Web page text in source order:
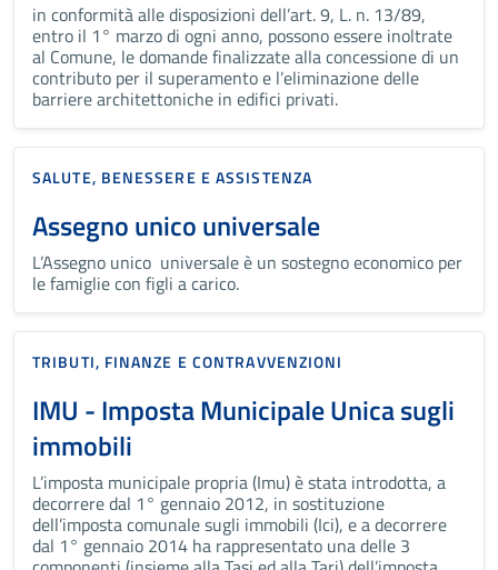
in conformità alle disposizioni dell’art. 9, L. n. 13/89,
entro il 1° marzo di ogni anno, possono essere inoltrate
al Comune, le domande finalizzate alla concessione di un
contributo per il superamento e l’eliminazione delle
barriere architettoniche in edifici privati.
SALUTE, BENESSERE E ASSISTENZA
Assegno unico universale
L’Assegno unico universale è un sostegno economico per
le famiglie con figli a carico.
TRIBUTI, FINANZE E CONTRAVVENZIONI
IMU - Imposta Municipale Unica sugli
immobili
L’imposta municipale propria (Imu) è stata introdotta, a
decorrere dal 1° gennaio 2012, in sostituzione
dell’imposta comunale sugli immobili (Ici), e a decorrere
dal 1° gennaio 2014 ha rappresentato una delle 3